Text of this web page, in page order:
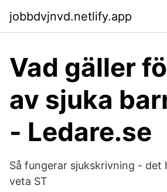
jobbdvjnvd.netlify.app
Vad gäller
av sjuka
- Ledare.se
Så fungerar sjukskrivning - det
veta ST